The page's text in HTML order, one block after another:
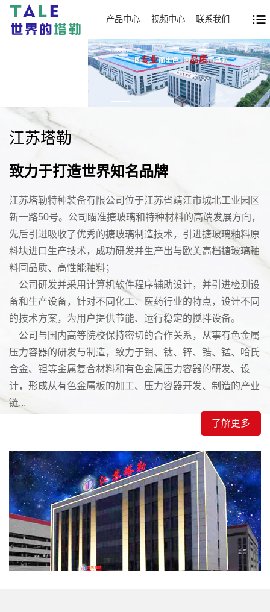
产品中心 视频中心 联系我们
江苏塔勒
致力于打造世界知名品牌
江苏塔勒特种装备有限公司位于江苏省靖江市城北工业园区
新一路50号。公司瞄准搪玻璃和特种材料的高端发展方向，
先后引进吸收了优秀的搪玻璃制造技术，引进搪玻璃釉料原
料块进口生产技术，成功研发并生产出与欧美高档搪玻璃釉
料同品质、高性能釉料；
公司研发并采用计算机软件程序辅助设计，并引进检测设
备和生产设备，针对不同化工、医药行业的特点，设计不同
的技术方案，为用户提供节能、运行稳定的搅拌设备。
公司与国内高等院校保持密切的合作关系，从事有色金属
压力容器的研发与制造，致力于钼、钛、锌、锆、锰、哈氏
合金、钽等金属复合材料和有色金属压力容器的研发、设
计，形成从有色金属板的加工、压力容器开发、制造的产业
链...
了解更多